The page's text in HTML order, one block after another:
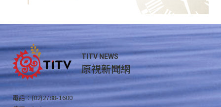
TITV NEWS
原視新聞網
電話：(02)2788-1600